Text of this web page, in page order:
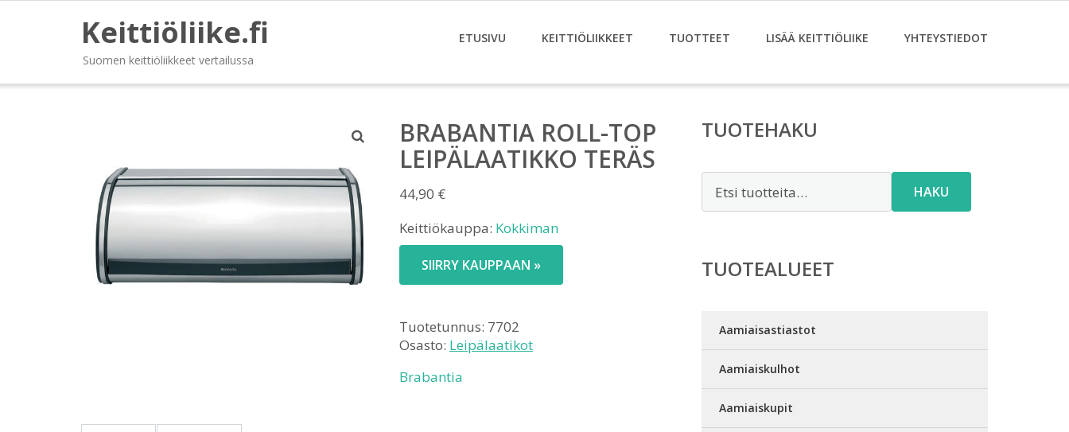
Keittiöliike.fi
Suomen keittiöliikkeet vertailussa
ETUSIVU KEITTIÖLIIKKEET TUOTTEET LISÄÄ KEITTIÖLIIKE YHTEYSTIEDOT
BRABANTIA ROLL-TOP
LEIPÄLAATIKKO TERÄS
44,90 €
Keittiökauppa: Kokkiman
SIIRRY KAUPPAAN »
Tuotetunnus: 7702
Osasto: Leipälaatikot
Brabantia
TUOTEHAKU
HAKU
TUOTEALUEET
Aamiaisastiastot
Aamiaiskulhot
Aamiaiskupit